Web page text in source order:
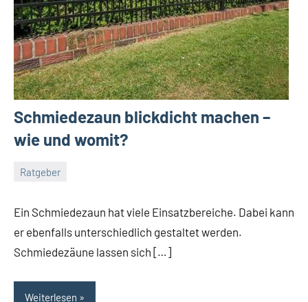
Schmiedezaun blickdicht machen –
wie und womit?
Ratgeber
2022
Redaktion
Keine
Ein Schmiedezaun hat viele Einsatzbereiche. Dabei kann
er ebenfalls unterschiedlich gestaltet werden.
Schmiedezäune lassen sich […]
Weiterlesen